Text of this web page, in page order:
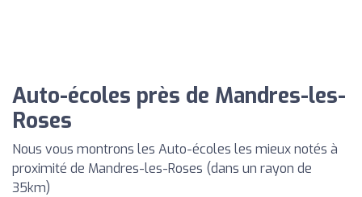
Auto-écoles près de Mandres-les-
Roses
Nous vous montrons les Auto-écoles les mieux notés à
proximité de Mandres-les-Roses (dans un rayon de
35km)